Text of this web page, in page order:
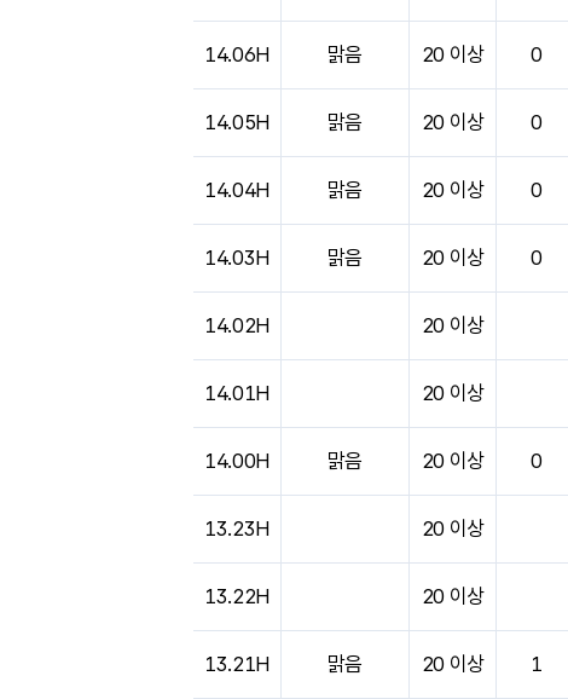
14.06H 맑음 20 이상 0
14.05H 맑음 20 이상 0
14.04H 맑음 20 이상 0
14.03H 맑음 20 이상 0
14.02H 20 이상
14.01H 20 이상
14.00H 맑음 20 이상 0
13.23H 20 이상
13.22H 20 이상
13.21H 맑음 20 이상 1